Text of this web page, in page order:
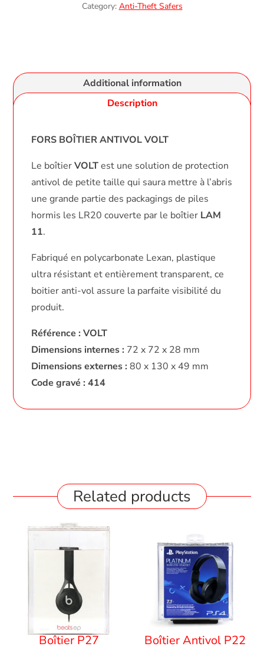
Category: Anti-Theft Safers
Description
Additional information
FORS BOÎTIER ANTIVOL VOLT
Le boîtierVOLTest une solution de protection
antivol de petite taille qui saura mettre à l’abris
une grande partie des packagings de piles
hormis les LR20 couverte par le boîtier LAM
11.
Fabriqué en polycarbonate Lexan, plastique
ultra résistant et entièrement transparent, ce
boitier anti-vol assure la parfaite visibilité du
produit.
Référence : VOLT
Dimensions internes : 72 x 72 x 28 mm
Dimensions externes :80 x 130 x 49 mm
Code gravé : 414
Related products
Boîtier P27 Boîtier Antivol P22